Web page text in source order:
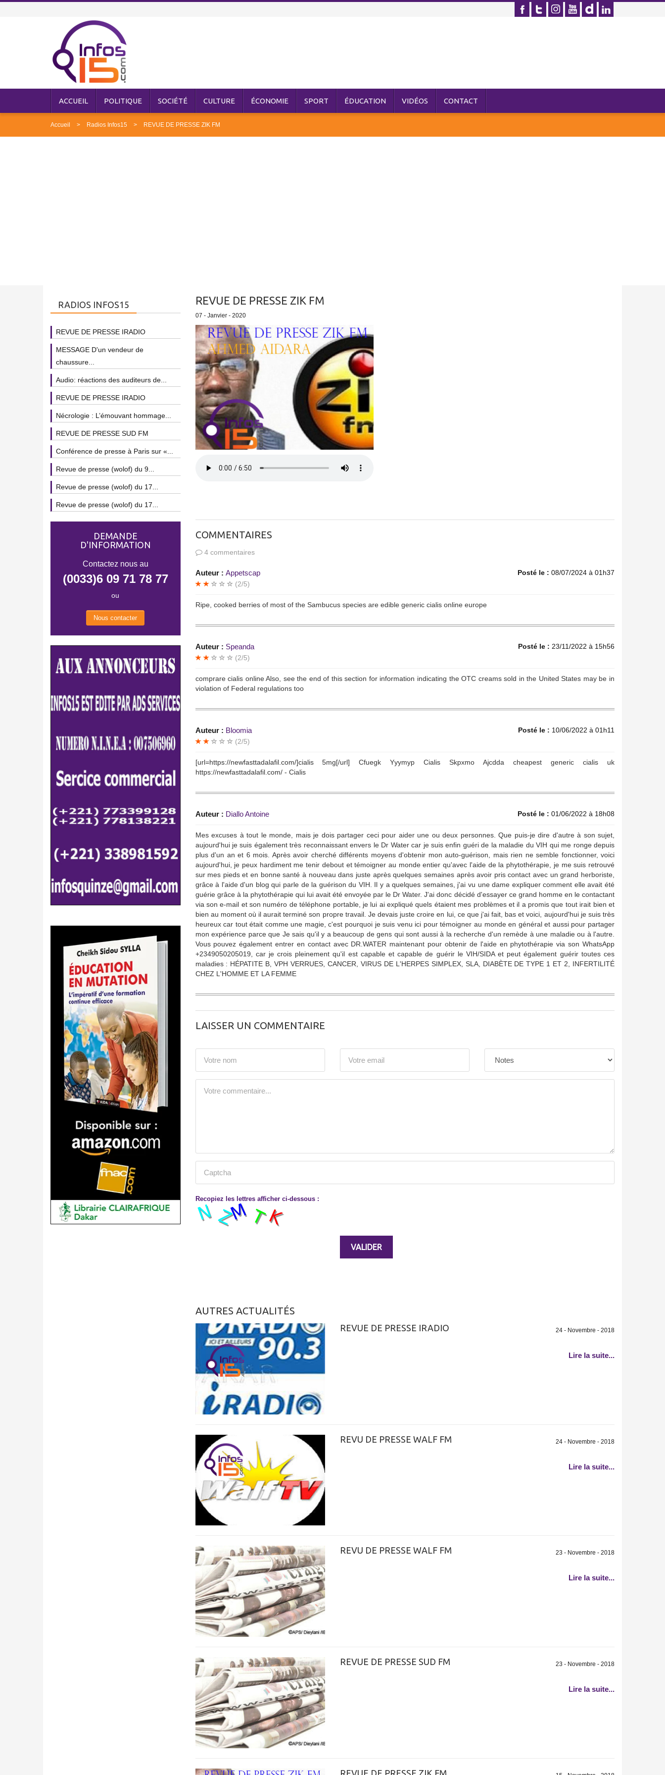
ACCUEIL POLITIQUE SOCIÉTÉ CULTURE ÉCONOMIE SPORT ÉDUCATION VIDÉOS CONTACT
Accueil Radios Infos15 REVUE DE PRESSE ZIK FM
REVUE DE PRESSE ZIK FM
07 - Janvier - 2020
COMMENTAIRES
4 commentaires
Auteur : Appetscap Posté le : 08/07/2024 à 01h37
(2/5)
Ripe, cooked berries of most of the Sambucus species are edible generic cialis online europe
Auteur : Speanda Posté le : 23/11/2022 à 15h56
(2/5)
comprare cialis online Also, see the end of this section for information indicating the OTC creams sold in the United States may be in
violation of Federal regulations too
Auteur : Bloomia Posté le : 10/06/2022 à 01h11
(2/5)
[url=https://newfasttadalafil.com/]cialis 5mg[/url] Cfuegk Yyymyp Cialis Skpxmo Ajcdda cheapest generic cialis uk
https://newfasttadalafil.com/ - Cialis
Auteur : Diallo Antoine Posté le : 01/06/2022 à 18h08
Mes excuses à tout le monde, mais je dois partager ceci pour aider une ou deux personnes. Que puis-je dire d'autre à son sujet,
aujourd'hui je suis également très reconnaissant envers le Dr Water car je suis enfin guéri de la maladie du VIH qui me ronge depuis
plus d'un an et 6 mois. Après avoir cherché différents moyens d'obtenir mon auto-guérison, mais rien ne semble fonctionner, voici
aujourd'hui, je peux hardiment me tenir debout et témoigner au monde entier qu'avec l'aide de la phytothérapie, je me suis retrouvé
sur mes pieds et en bonne santé à nouveau dans juste après quelques semaines après avoir pris contact avec un grand herboriste,
grâce à l'aide d'un blog qui parle de la guérison du VIH. Il y a quelques semaines, j'ai vu une dame expliquer comment elle avait été
guérie grâce à la phytothérapie qui lui avait été envoyée par le Dr Water. J'ai donc décidé d'essayer ce grand homme en le contactant
via son e-mail et son numéro de téléphone portable, je lui ai expliqué quels étaient mes problèmes et il a promis que tout irait bien et
bien au moment où il aurait terminé son propre travail. Je devais juste croire en lui, ce que j'ai fait, bas et voici, aujourd'hui je suis très
heureux car tout était comme une magie, c'est pourquoi je suis venu ici pour témoigner au monde en général et aussi pour partager
mon expérience parce que Je sais qu'il y a beaucoup de gens qui sont aussi à la recherche d'un remède à une maladie ou à l'autre.
Vous pouvez également entrer en contact avec DR.WATER maintenant pour obtenir de l'aide en phytothérapie via son WhatsApp
+2349050205019, car je crois pleinement qu'il est capable et capable de guérir le VIH/SIDA et peut également guérir toutes ces
maladies : HÉPATITE B, VPH VERRUES, CANCER, VIRUS DE L'HERPES SIMPLEX, SLA, DIABÈTE DE TYPE 1 ET 2, INFERTILITÉ
CHEZ L'HOMME ET LA FEMME
LAISSER UN COMMENTAIRE
Recopiez les lettres afficher ci-dessous :
AUTRES ACTUALITÉS
24 - Novembre - 2018
REVUE DE PRESSE IRADIO
Lire la suite...
24 - Novembre - 2018
REVU DE PRESSE WALF FM
Lire la suite...
23 - Novembre - 2018
REVU DE PRESSE WALF FM
Lire la suite...
23 - Novembre - 2018
REVUE DE PRESSE SUD FM
Lire la suite...
REVUE DE PRESSE ZIK FM
RADIOS INFOS15
REVUE DE PRESSE IRADIO
MESSAGE D'un vendeur de
chaussure...
Audio: réactions des auditeurs de...
REVUE DE PRESSE IRADIO
Nécrologie : L’émouvant hommage...
REVUE DE PRESSE SUD FM
Conférence de presse à Paris sur «...
Revue de presse (wolof) du 9...
Revue de presse (wolof) du 17...
Revue de presse (wolof) du 17...
DEMANDE
D'INFORMATION
Contactez nous au
(0033)6 09 71 78 77
ou
Nous contacter